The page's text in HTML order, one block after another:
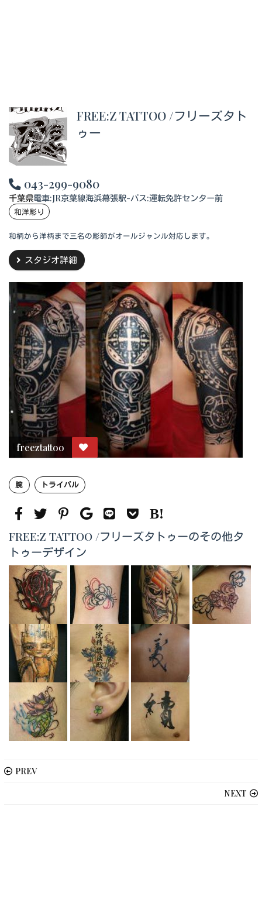
FREE:Z TATTOO /フリーズタト
ゥー
043-299-9080
千葉県電車:JR京葉線海浜幕張駅-バス:運転免許センター前
和洋彫り
和柄から洋柄まで三名の彫師がオールジャンル対応します。
スタジオ詳細
freeztattoo
腕 トライバル
FREE:Z TATTOO /フリーズタトゥーのその他タ
トゥーデザイン
PREV
NEXT